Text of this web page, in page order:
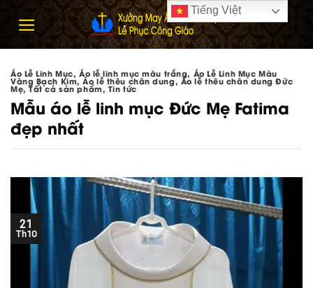
Áo Lễ Linh Mục, Áo lễ linh mục màu trắng, Áo Lễ Linh Mục Màu
Vàng Bạch Kim,Áo lễ thêu chân dung, Áo lễ thêu chân dung Đức
Mẹ,Tất cả sản phẩm, Tin tức
Mẫu áo lễ linh mục Đức Mẹ Fatima
đẹp nhất
21
Th10
Tiếng Việt